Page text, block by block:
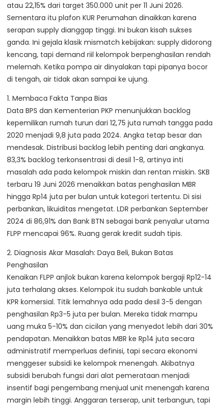
atau 22,15% dari target 350.000 unit per 11 Juni 2026.
Sementara itu plafon KUR Perumahan dinaikkan karena
serapan supply dianggap tinggi. Ini bukan kisah sukses
ganda. Ini gejala klasik mismatch kebijakan: supply didorong
kencang, tapi demand riil kelompok berpenghasilan rendah
melemah. Ketika pompa air dinyalakan tapi pipanya bocor
di tengah, air tidak akan sampai ke ujung.
1. Membaca Fakta Tanpa Bias
Data BPS dan Kementerian PKP menunjukkan backlog
kepemilikan rumah turun dari 12,75 juta rumah tangga pada
2020 menjadi 9,8 juta pada 2024. Angka tetap besar dan
mendesak. Distribusi backlog lebih penting dari angkanya.
83,3% backlog terkonsentrasi di desil 1-8, artinya inti
masalah ada pada kelompok miskin dan rentan miskin. SKB
terbaru 19 Juni 2026 menaikkan batas penghasilan MBR
hingga Rp14 juta per bulan untuk kategori tertentu. Di sisi
perbankan, likuiditas mengetat. LDR perbankan September
2024 di 86,91% dan Bank BTN sebagai bank penyalur utama
FLPP mencapai 96%. Ruang gerak kredit sudah tipis.
2. Diagnosis Akar Masalah: Daya Beli, Bukan Batas
Penghasilan
Kenaikan FLPP anjlok bukan karena kelompok bergaji Rp12-14
juta terhalang akses. Kelompok itu sudah bankable untuk
KPR komersial. Titik lemahnya ada pada desil 3-5 dengan
penghasilan Rp3-5 juta per bulan. Mereka tidak mampu
uang muka 5-10% dan cicilan yang menyedot lebih dari 30%
pendapatan. Menaikkan batas MBR ke Rp14 juta secara
administratif memperluas definisi, tapi secara ekonomi
menggeser subsidi ke kelompok menengah. Akibatnya
subsidi berubah fungsi dari alat pemerataan menjadi
insentif bagi pengembang menjual unit menengah karena
margin lebih tinggi. Anggaran terserap, unit terbangun, tapi